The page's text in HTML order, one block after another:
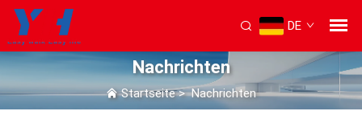
DE
Nachrichten
Startseite>Nachrichten